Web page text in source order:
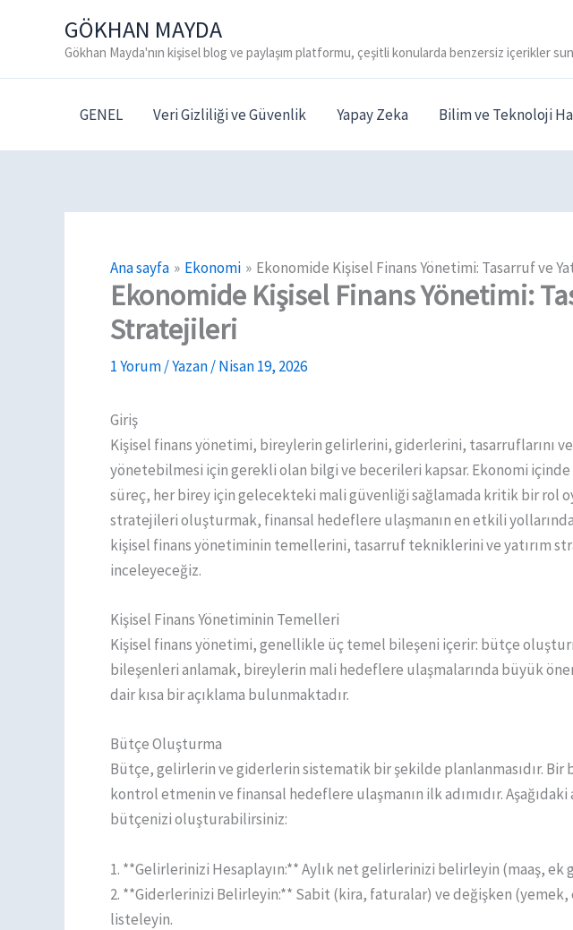
GÖKHAN MAYDA
Gökhan Mayda'nın kişisel blog ve paylaşım platformu, çeşitli konularda benzersiz içerikler
GENEL Veri Gizliliği ve Güvenlik Yapay Zeka Bilim ve Teknoloji
Ana sayfa Ekonomi Ekonomide Kişisel Finans Yönetimi: Tasarruf ve
Ekonomide Kişisel Finans Yönetimi:
Stratejileri
1 Yorum/ Yazan/Nisan 19, 2026
Giriş
Kişisel finans yönetimi, bireylerin gelirlerini, giderlerini, tasarruflarını
yönetebilmesi için gerekli olan bilgi ve becerileri kapsar. Ekonomi
süreç, her birey için gelecekteki mali güvenliği sağlamada kritik bir rol
stratejileri oluşturmak, finansal hedeflere ulaşmanın en etkili
kişisel finans yönetiminin temellerini, tasarruf tekniklerini ve yatırım
inceleyeceğiz.
Kişisel Finans Yönetiminin Temelleri
Kişisel finans yönetimi, genellikle üç temel bileşeni içerir: bütçe
bileşenleri anlamak, bireylerin mali hedeflere ulaşmalarında büyük
dair kısa bir açıklama bulunmaktadır.
Bütçe Oluşturma
Bütçe, gelirlerin ve giderlerin sistematik bir şekilde planlanmasıdır. Bir
kontrol etmenin ve finansal hedeflere ulaşmanın ilk adımıdır.
bütçenizi oluşturabilirsiniz:
1. **Gelirlerinizi Hesaplayın:** Aylık net gelirlerinizi belirleyin (maaş, ek
2. **Giderlerinizi Belirleyin:** Sabit (kira, faturalar) ve değişken
listeleyin.